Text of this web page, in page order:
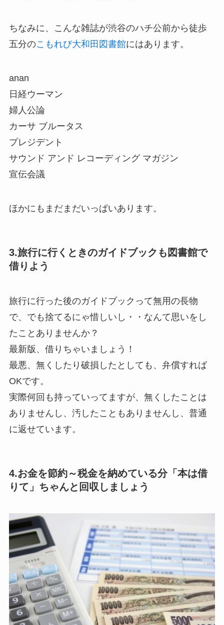
ちなみに、こんな雑誌が渋谷のハチ公前から徒歩
五分のこもれび大和田図書館にはあります。
anan
日経ウーマン
婦人公論
カーサ ブルータス
プレジデント
サウンド アンド レコーディング マガジン
宣伝会議
ほかにもまだまだいっぱいあります。
3.旅行に行くときのガイドブックも図書館で
借りよう
旅行に行った後のガイドブックって無用の長物
で、でも捨てるにゃ惜しいし・・なんて思いをし
たことありませんか？
最新版、借りちゃいましょう！
最悪、無くしたり破損したとしても、弁償すれば
OKです。
実際何回も持っていってますが、無くしたことは
ありませんし、汚したこともありませんし、普通
に返せています。
4.お金を節約～税金を納めている分「本は借
りて」ちゃんと回収しましょう